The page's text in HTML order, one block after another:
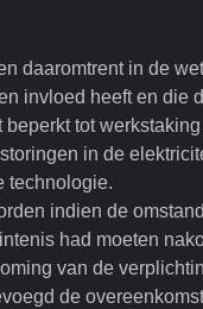
daaromtrent in de
invloed heeft en die
tot
in de
technologie.
indien de
had moeten
van de
de